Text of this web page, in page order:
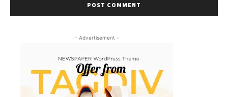
- Advertisement -